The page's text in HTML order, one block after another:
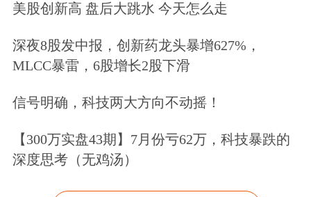
工业增加值从31.3万亿元增长到40.5万
亿元，制造业增加值从26.6万亿元增长
到33.6万亿元，整个“十四五”期间制造
业增加值增量预计将达到8万亿元，对
全球制造业增长贡献率超过30%。制造
业增加值占全球比重接近30%，总体规
模连续15年保持全球第一。
美股创新高 盘后大跳水 今天怎么走
深夜8股发中报，创新药龙头暴增627%，
MLCC暴雷，6股增长2股下滑
信号明确，科技两大方向不动摇！
【300万实盘43期】7月份亏62万，科技暴跌的
深度思考（无鸡汤）